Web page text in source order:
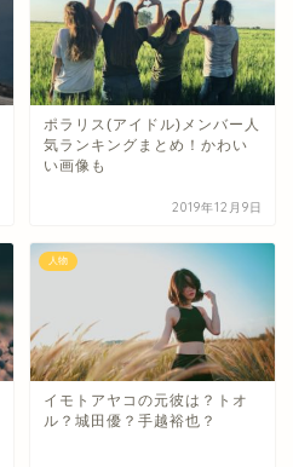
ポラリス(アイドル)メンバー人
気ランキングまとめ！かわい
い画像も
2019年12月9日
人物
イモトアヤコの元彼は？トオ
ル？城田優？手越裕也？